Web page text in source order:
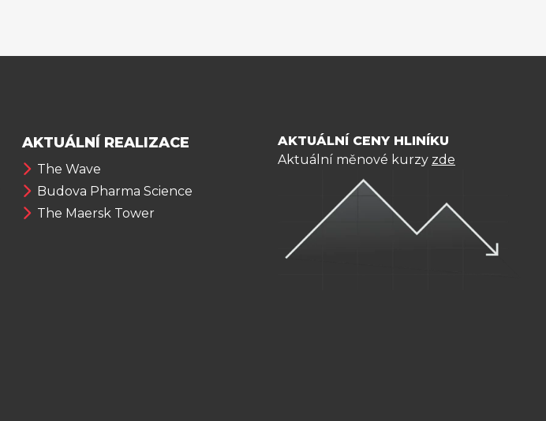
AKTUÁLNÍ REALIZACE
The Wave
Budova Pharma Science
The Maersk Tower
AKTUÁLNÍ CENY HLINÍKU
Aktuální měnové kurzy zde